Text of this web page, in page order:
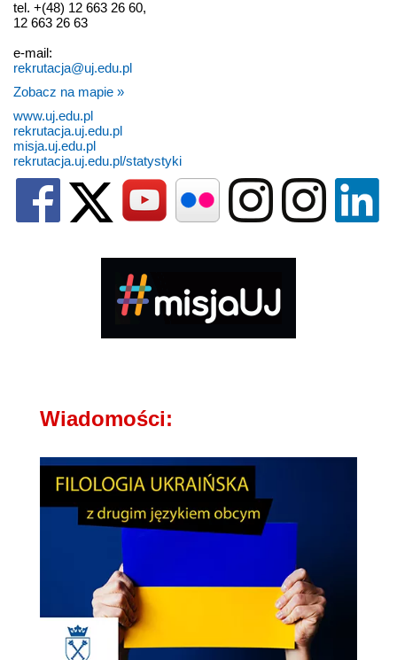
tel. +(48) 12 663 26 60,
12 663 26 63
e-mail:
rekrutacja@uj.edu.pl
Zobacz na mapie »
www.uj.edu.pl
rekrutacja.uj.edu.pl
misja.uj.edu.pl
rekrutacja.uj.edu.pl/statystyki
Wiadomości: